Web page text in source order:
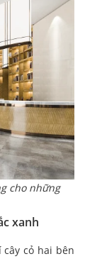
cho những
xanh
cỏ hai bên